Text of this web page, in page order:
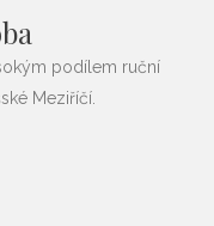
podílem ruční
Meziříčí.